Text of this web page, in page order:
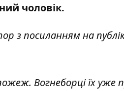
чоловік.
зпосиланнямна
Вогнеборці їх уже